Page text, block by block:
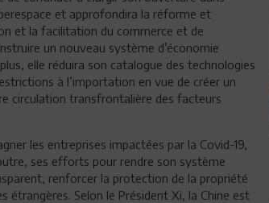
et approfondira la réforme et
et la facilitation du commerce et de
un nouveau système d’économie
elle réduira son catalogue des technologies
à l’importation en vue de créer un
circulation transfrontalière des facteurs
les entreprises impactées par la Covid-19,
ses efforts pour rendre son système
renforcer la protection de la propriété
Selon le Président Xi, la Chine est